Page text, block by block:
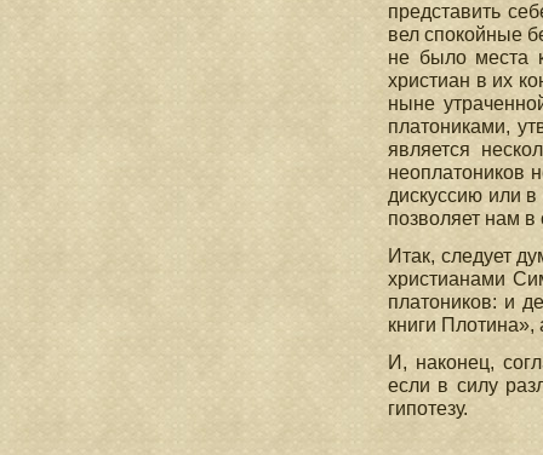
представить
вел спокойные
не было места
христиан в их
ныне
платониками,
является
неоплатоников
дискуссию или
позволяет нам
Итак, следует
христианами
платоников: и
книги
И, наконец,
если в силу
гипотезу.